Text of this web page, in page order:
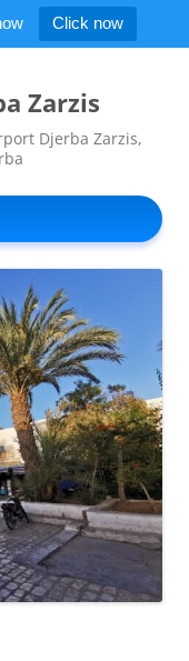
Click now
Zarzis
Djerba Zarzis,